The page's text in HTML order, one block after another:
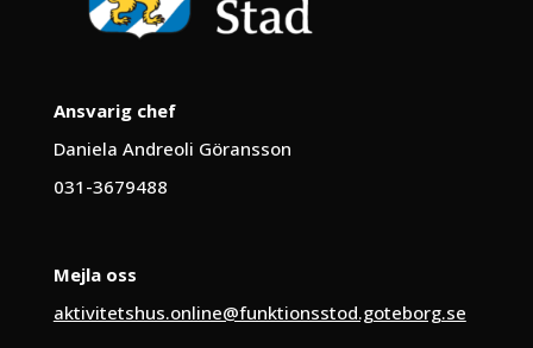
Ansvarig chef
Daniela Andreoli Göransson
031-3679488
Mejla oss
aktivitetshus.online@funktionsstod.goteborg.se